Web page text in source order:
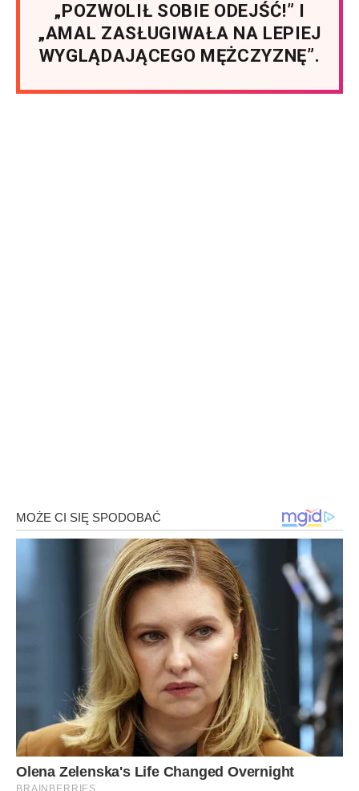
„POZWOLIŁ SOBIE ODEJŚĆ!” I
„AMAL ZASŁUGIWAŁA NA LEPIEJ
WYGLĄDAJĄCEGO MĘŻCZYZNĘ”.